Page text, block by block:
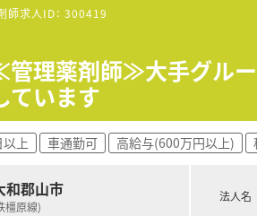
いて】
中心に27店舗の調剤薬局を展開し、地
剤師が主役」という方針を掲げており
ルプ体制が整っているため、組織全
師求人ID： 300419
≪管理薬剤師≫大手グル
ています
上 車通勤可 高給与(600万円以上)
和郡山市
橿原線)
法人名